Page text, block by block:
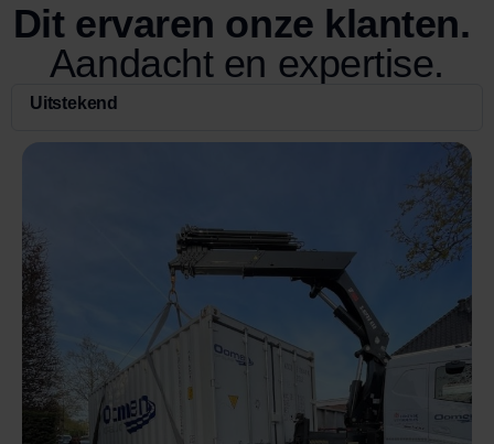
Dit ervaren onze klanten.
Aandacht en expertise.
Uitstekend